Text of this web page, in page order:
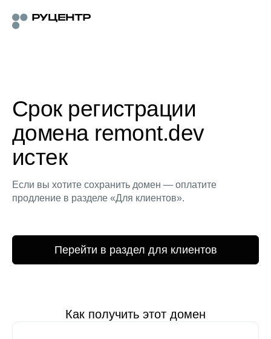
Срок регистрации
домена remont.dev
истек
Если вы хотите сохранить домен — оплатите
продление в разделе «Для клиентов».
Перейти в раздел для клиентов
Как получить этот домен